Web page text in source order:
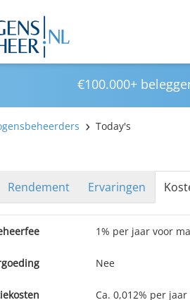
€100.000+
Today's
Rendement Ervaringen
1% per jaar voor
Nee
Ca. 0,012% per jaar